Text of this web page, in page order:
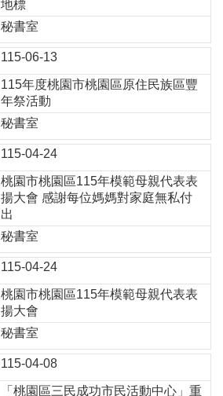
地標
秘書室
115-06-13
115年度桃園市桃園區原住民族區豐
年祭活動
秘書室
115-04-24
桃園市桃園區115年模範母親代表表
揚大會 感謝每位媽媽對家庭無私付
出
秘書室
115-04-24
桃園市桃園區115年模範母親代表表
揚大會
秘書室
115-04-08
「桃園區三民成功市民活動中心」重